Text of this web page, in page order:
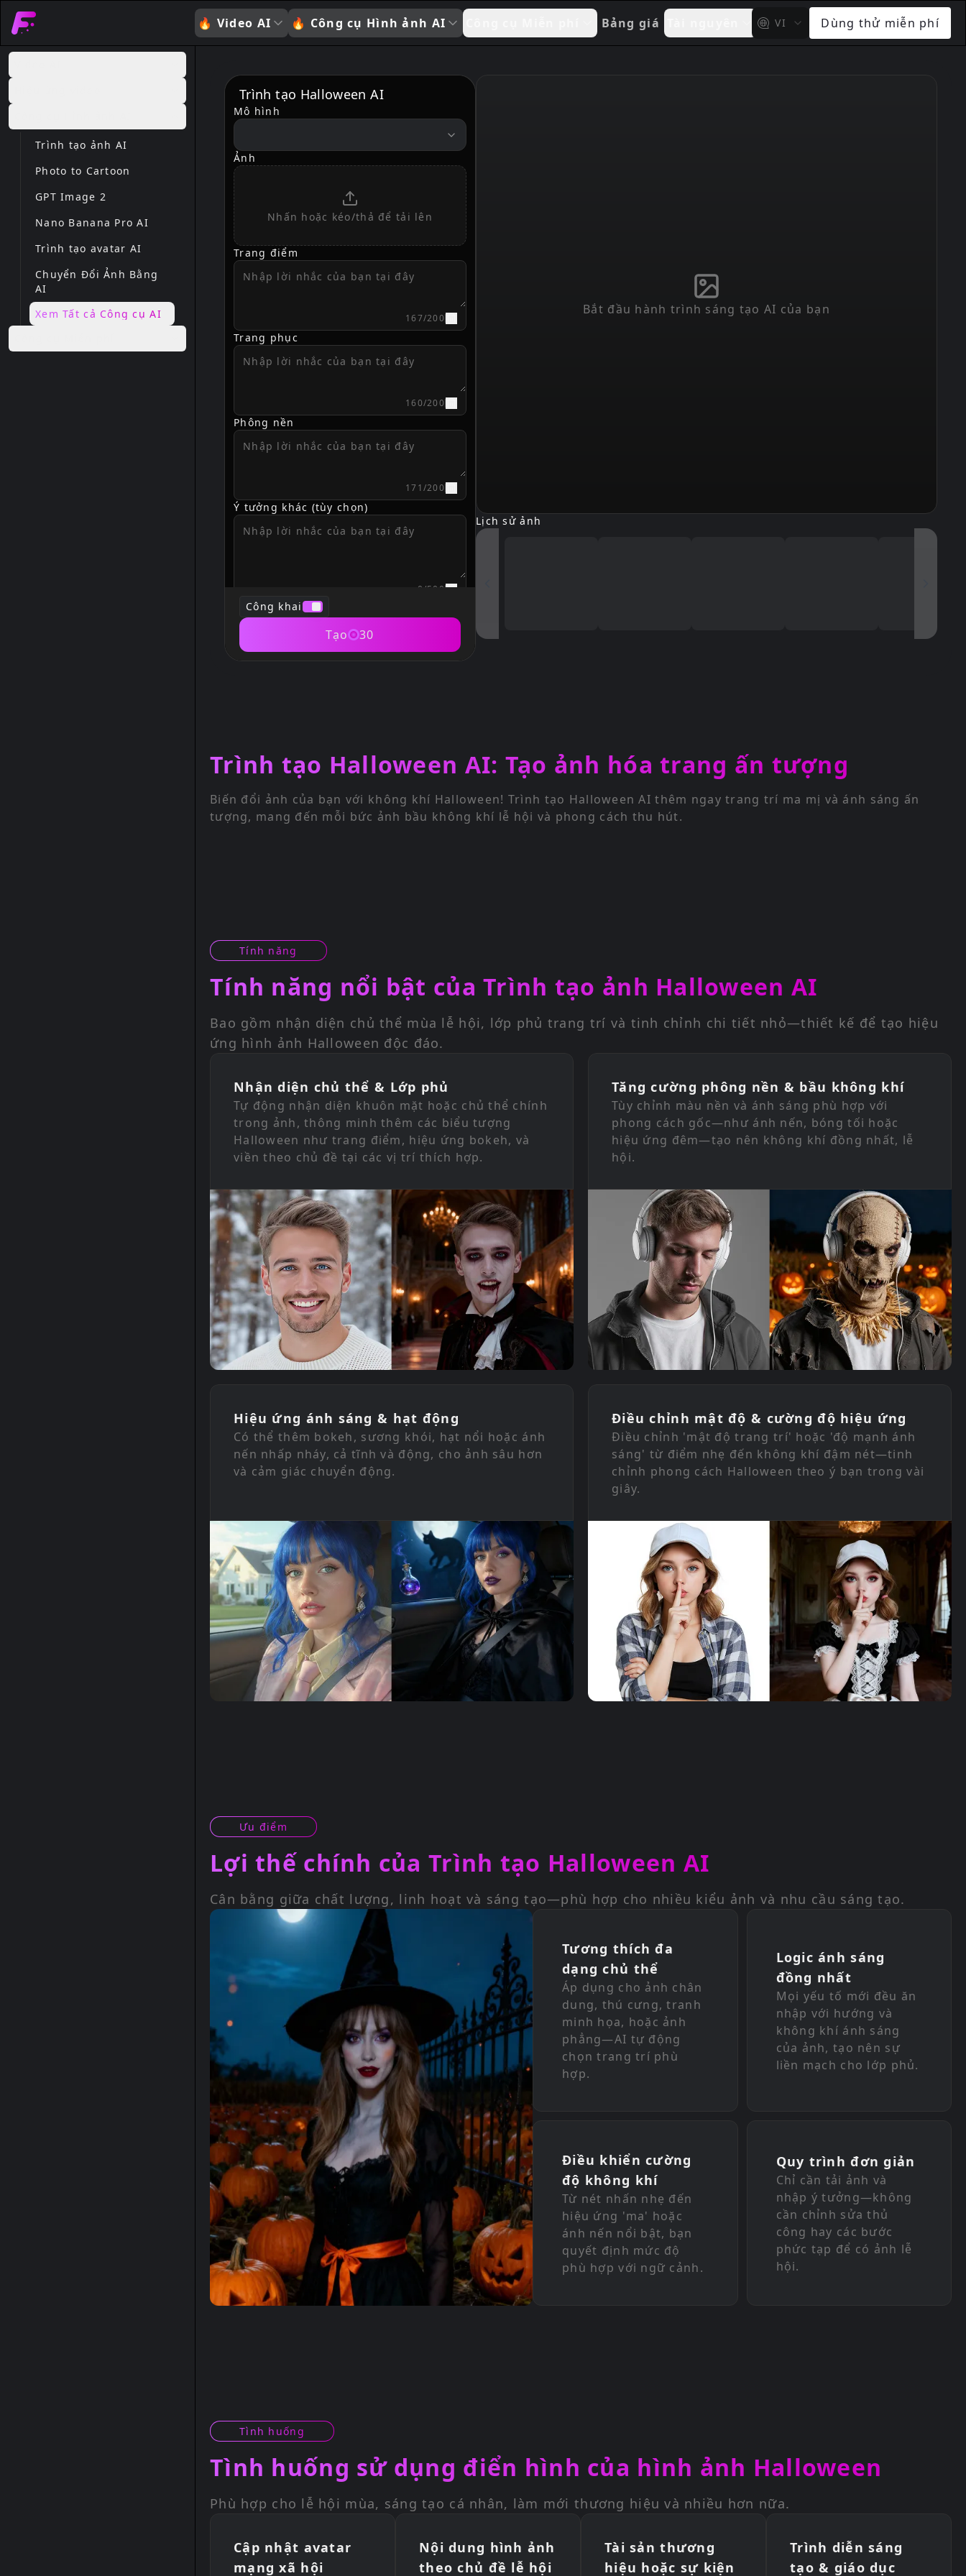
🔥 Video AI 🔥 Công cụ Hình ảnh AI Bảng giá VI Dùng thử miễn phí
Trình tạo ảnh AI
Photo to Cartoon
GPT Image 2
Nano Banana Pro AI
Trình tạo avatar AI
Chuyển Đổi Ảnh Bằng
AI
Xem Tất cả Công cụ AI
Trình tạo Halloween AI
Mô hình
model
Ảnh
Nhấn hoặc kéo/thả để tải lên
Trang điểm
167/200
Trang phục
160/200
Phông nền
171/200
Ý tưởng khác (tùy chọn)
0 /500
Tỉ lệ
ratio
Độ phân giải
Công khai
Tạo 30
Bắt đầu hành trình sáng tạo AI của bạn
Lịch sử ảnh
Trình tạo Halloween AI: Tạo ảnh hóa trang ấn tượng
Biến đổi ảnh của bạn với không khí Halloween! Trình tạo Halloween AI thêm ngay trang trí ma mị và ánh sáng ấn
tượng, mang đến mỗi bức ảnh bầu không khí lễ hội và phong cách thu hút.
Tính năng
Tính năng nổi bật của Trình tạo ảnh Halloween AI
Bao gồm nhận diện chủ thể mùa lễ hội, lớp phủ trang trí và tinh chỉnh chi tiết nhỏ—thiết kế để tạo hiệu
ứng hình ảnh Halloween độc đáo.
Nhận diện chủ thể & Lớp phủ
Tự động nhận diện khuôn mặt hoặc chủ thể chính
trong ảnh, thông minh thêm các biểu tượng
Halloween như trang điểm, hiệu ứng bokeh, và
viền theo chủ đề tại các vị trí thích hợp.
Tăng cường phông nền & bầu không khí
Tùy chỉnh màu nền và ánh sáng phù hợp với
phong cách gốc—như ánh nến, bóng tối hoặc
hiệu ứng đêm—tạo nên không khí đồng nhất, lễ
hội.
Hiệu ứng ánh sáng & hạt động
Có thể thêm bokeh, sương khói, hạt nổi hoặc ánh
nến nhấp nháy, cả tĩnh và động, cho ảnh sâu hơn
và cảm giác chuyển động.
Điều chỉnh mật độ & cường độ hiệu ứng
Điều chỉnh 'mật độ trang trí' hoặc 'độ mạnh ánh
sáng' từ điểm nhẹ đến không khí đậm nét—tinh
chỉnh phong cách Halloween theo ý bạn trong vài
giây.
Ưu điểm
Lợi thế chính của Trình tạo Halloween AI
Cân bằng giữa chất lượng, linh hoạt và sáng tạo—phù hợp cho nhiều kiểu ảnh và nhu cầu sáng tạo.
Tương thích đa
dạng chủ thể
Áp dụng cho ảnh chân
dung, thú cưng, tranh
minh họa, hoặc ảnh
phẳng—AI tự động
chọn trang trí phù
hợp.
Logic ánh sáng
đồng nhất
Mọi yếu tố mới đều ăn
nhập với hướng và
không khí ánh sáng
của ảnh, tạo nên sự
liền mạch cho lớp phủ.
Điều khiển cường
độ không khí
Từ nét nhấn nhẹ đến
hiệu ứng 'ma' hoặc
ánh nến nổi bật, bạn
quyết định mức độ
phù hợp với ngữ cảnh.
Quy trình đơn giản
Chỉ cần tải ảnh và
nhập ý tưởng—không
cần chỉnh sửa thủ
công hay các bước
phức tạp để có ảnh lễ
hội.
Tình huống
Tình huống sử dụng điển hình của hình ảnh Halloween
Phù hợp cho lễ hội mùa, sáng tạo cá nhân, làm mới thương hiệu và nhiều hơn nữa.
Cập nhật avatar
mạng xã hội
Nội dung hình ảnh
theo chủ đề lễ hội
Tài sản thương
hiệu hoặc sự kiện
Trình diễn sáng
tạo & giáo dục